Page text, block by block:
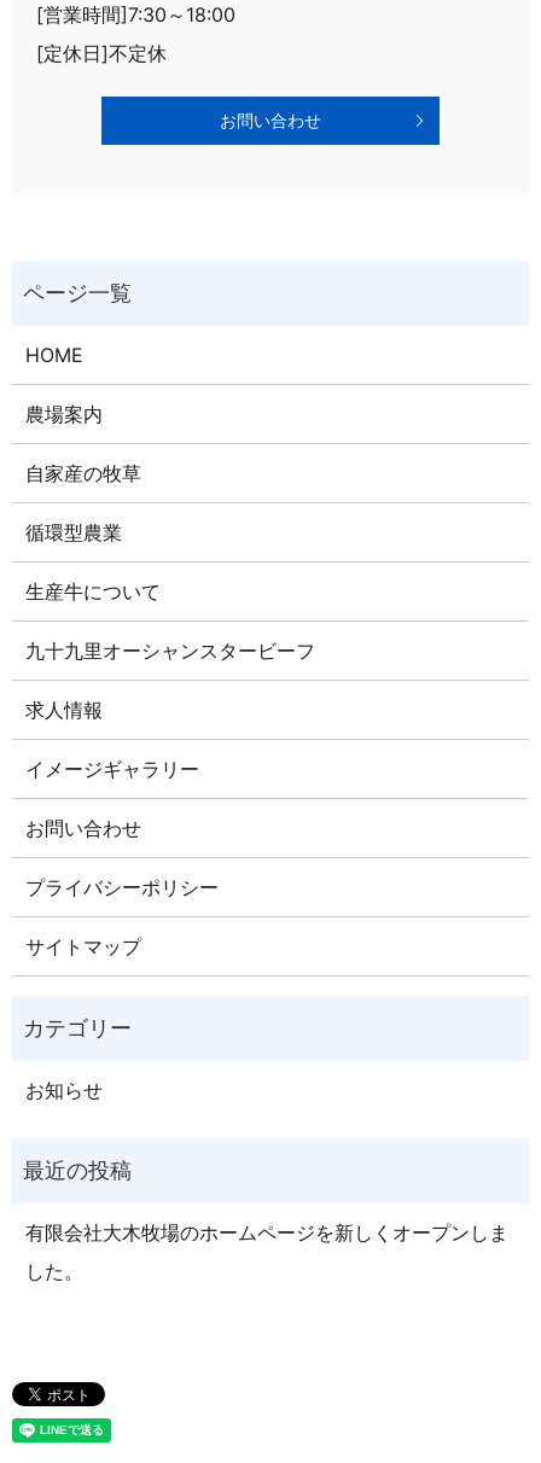
[営業時間]7:30～18:00
[定休日]不定休
お問い合わせ
HOME
農場案内
自家産の牧草
循環型農業
生産牛について
九十九里オーシャンスタービーフ
求人情報
イメージギャラリー
お問い合わせ
プライバシーポリシー
サイトマップ
お知らせ
有限会社大木牧場のホームページを新しくオープンしま
した。